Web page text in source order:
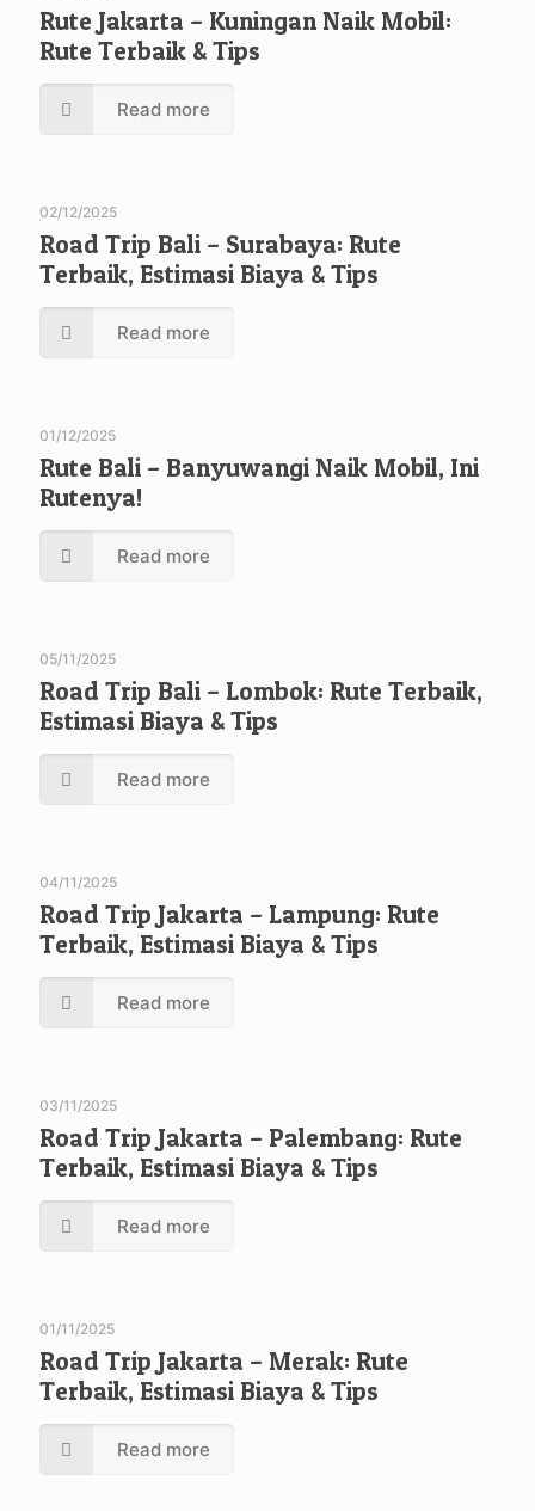
Rute Jakarta – Kuningan Naik Mobil:
Rute Terbaik & Tips
Read more
02/12/2025
Road Trip Bali – Surabaya: Rute
Terbaik, Estimasi Biaya & Tips
Read more
01/12/2025
Rute Bali – Banyuwangi Naik Mobil, Ini
Rutenya!
Read more
05/11/2025
Road Trip Bali – Lombok: Rute Terbaik,
Estimasi Biaya & Tips
Read more
04/11/2025
Road Trip Jakarta – Lampung: Rute
Terbaik, Estimasi Biaya & Tips
Read more
03/11/2025
Road Trip Jakarta – Palembang: Rute
Terbaik, Estimasi Biaya & Tips
Read more
01/11/2025
Road Trip Jakarta – Merak: Rute
Terbaik, Estimasi Biaya & Tips
Read more